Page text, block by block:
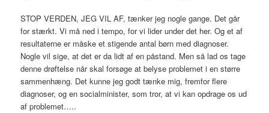
STOP VERDEN, JEG VIL AF, tænker jeg nogle gange. Det går
for stærkt. Vi må ned i tempo, for vi lider under det her. Og et af
resultaterne er måske et stigende antal børn med diagnoser.
Nogle vil sige, at det er da lidt af en påstand. Men så lad os tage
denne drøftelse når skal forsøge at belyse problemet i en større
sammenhæng. Det kunne jeg godt tænke mig, fremfor flere
diagnoser, og en socialminister, som tror, at vi kan opdrage os ud
af problemet…..